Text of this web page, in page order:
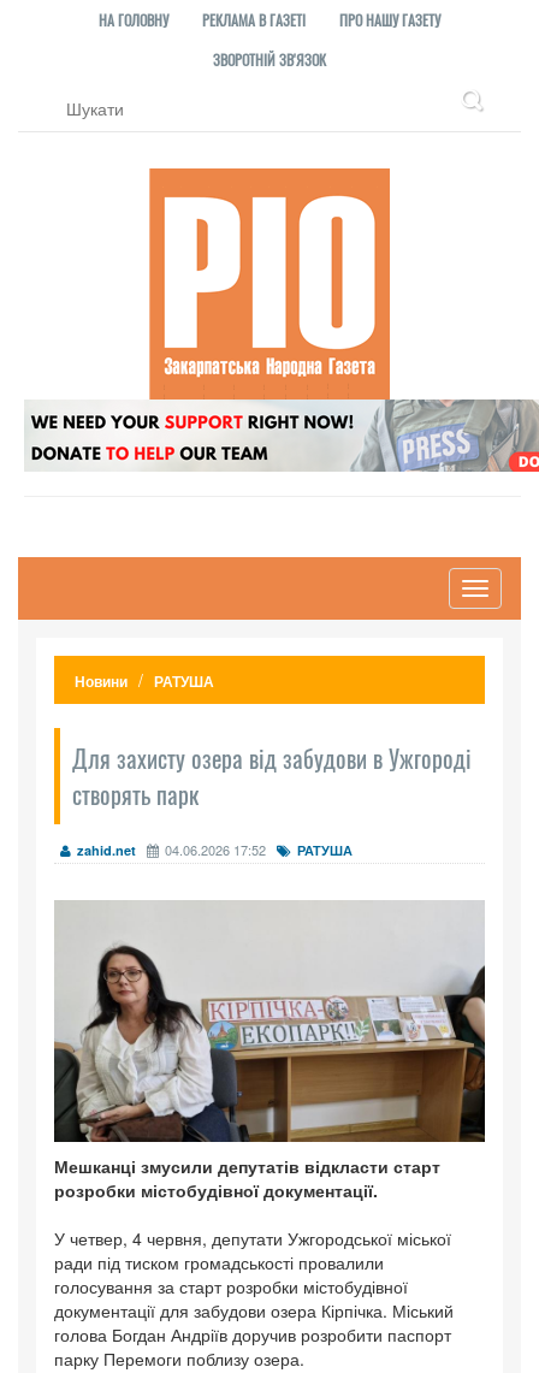
НА ГОЛОВНУ РЕКЛАМА В ГАЗЕТІ
ПРО НАШУ ГАЗЕТУ
ЗВОРОТНІЙ ЗВ'ЯЗОК
Toggle
Новини РАТУША
Для захисту озера від забудови в Ужгороді
створять парк
zahid.net 04.06.2026 17:52 РАТУША
Мешканці змусили депутатів відкласти старт
розробки містобудівної документації.
У четвер, 4 червня, депутати Ужгородської міської
ради під тиском громадськості провалили
голосування за старт розробки містобудівної
документації для забудови озера Кірпічка. Міський
голова Богдан Андріїв доручив розробити паспорт
парку Перемоги поблизу озера.